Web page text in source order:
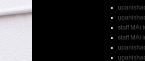
staff MAI
staff MAI